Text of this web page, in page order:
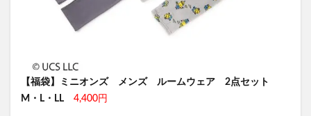
【福袋】ミニオンズ メンズ ルームウェア 2点セット
M・L・LL
4,400円